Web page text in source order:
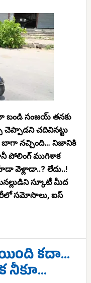
బండి సంజయ్ తనకు
చెప్పాడని చదివినట్టు
బాగా నచ్చింది… నిజానికి
పోలింగ్ ముగిశాక
వెళ్లాడా..? లేదు..!
స్కూటీ మీద
సమోసాలు, ఐస్
కదా…
నీకూ…